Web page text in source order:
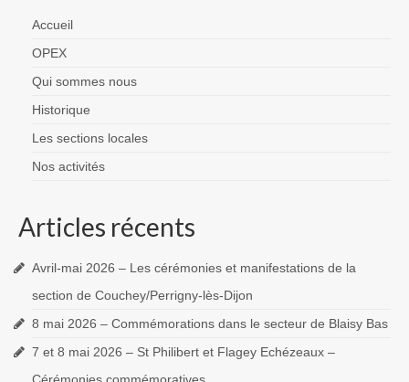
Accueil
OPEX
Qui sommes nous
Historique
Les sections locales
Nos activités
Articles récents
Avril-mai 2026 – Les cérémonies et manifestations de la
section de Couchey/Perrigny-lès-Dijon
8 mai 2026 – Commémorations dans le secteur de Blaisy Bas
7 et 8 mai 2026 – St Philibert et Flagey Echézeaux –